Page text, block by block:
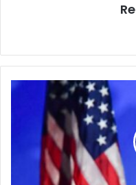
Biden
matemáticamente
demócrata